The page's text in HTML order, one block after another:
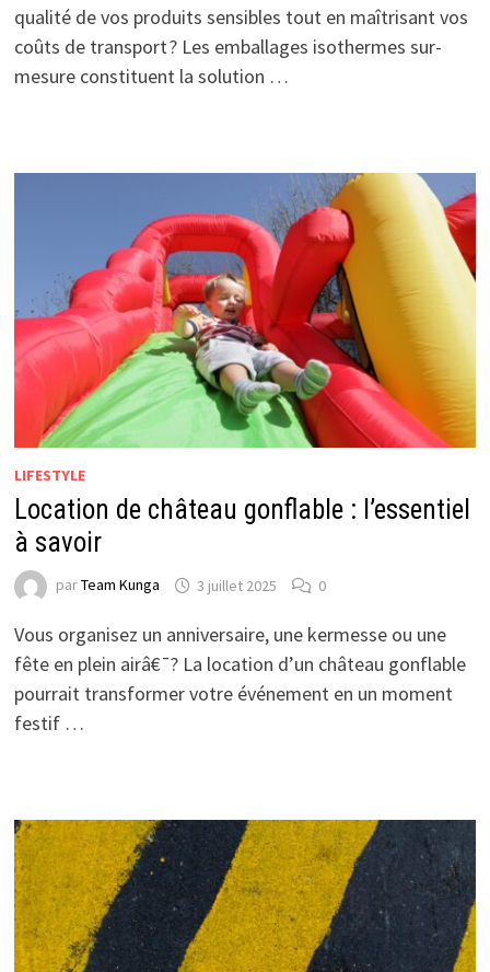
qualité de vos produits sensibles tout en maîtrisant vos
coûts de transport ? Les emballages isothermes sur-
mesure constituent la solution …
LIFESTYLE
Location de château gonflable : l’essentiel
à savoir
parTeam Kunga 3 juillet 2025 0
Vous organisez un anniversaire, une kermesse ou une
fête en plein airâ€¯? La location d’un château gonflable
pourrait transformer votre événement en un moment
festif …